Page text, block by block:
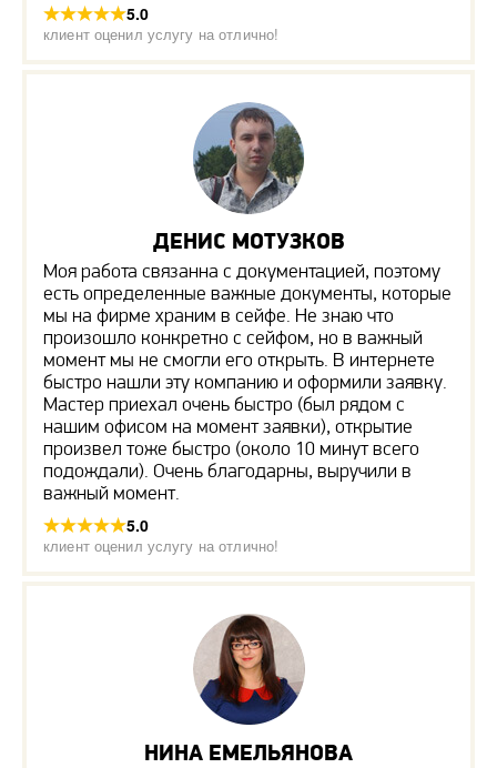
5.0
клиент оценил услугу на отлично!
ДЕНИС МОТУЗКОВ
Моя работа связанна с документацией, поэтому
есть определенные важные документы, которые
мы на фирме храним в сейфе. Не знаю что
произошло конкретно с сейфом, но в важный
момент мы не смогли его открыть. В интернете
быстро нашли эту компанию и оформили заявку.
Мастер приехал очень быстро (был рядом с
нашим офисом на момент заявки), открытие
произвел тоже быстро (около 10 минут всего
подождали). Очень благодарны, выручили в
важный момент.
5.0
клиент оценил услугу на отлично!
НИНА ЕМЕЛЬЯНОВА